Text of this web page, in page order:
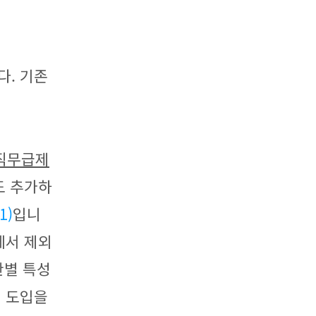
. 기존
급제
추가하
입니
제외
특성
도입을